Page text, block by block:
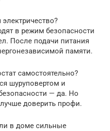
в режим безопасности
После подачи питания
памяти.
самостоятельно?
шуруповертом и
— да. Но
доверить профи.
в доме сильные